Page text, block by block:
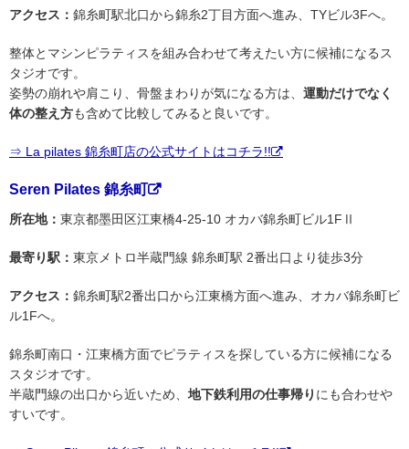
アクセス： 錦糸町駅北口から錦糸2丁目方面へ進み、TYビル3Fへ。
整体とマシンピラティスを組み合わせて考えたい方に候補になるス
タジオです。
姿勢の崩れや肩こり、骨盤まわりが気になる方は、 運動だけでなく
体の整え方も含めて比較してみると良いです。
⇒ La pilates 錦糸町店の公式サイトはコチラ!!
Seren Pilates 錦糸町
所在地： 東京都墨田区江東橋4-25-10 オカバ錦糸町ビル1FⅡ
最寄り駅： 東京メトロ半蔵門線 錦糸町駅 2番出口より徒歩3分
アクセス： 錦糸町駅2番出口から江東橋方面へ進み、オカバ錦糸町ビ
ル1Fへ。
錦糸町南口・江東橋方面でピラティスを探している方に候補になる
スタジオです。
半蔵門線の出口から近いため、 地下鉄利用の仕事帰り にも合わせや
すいです。